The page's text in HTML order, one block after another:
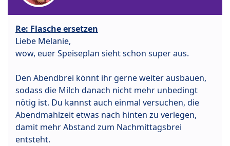
Re: Flasche ersetzen
Liebe Melanie,
wow, euer Speiseplan sieht schon super aus.
Den Abendbrei könnt ihr gerne weiter ausbauen,
sodass die Milch danach nicht mehr unbedingt
nötig ist. Du kannst auch einmal versuchen, die
Abendmahlzeit etwas nach hinten zu verlegen,
damit mehr Abstand zum Nachmittagsbrei
entsteht.